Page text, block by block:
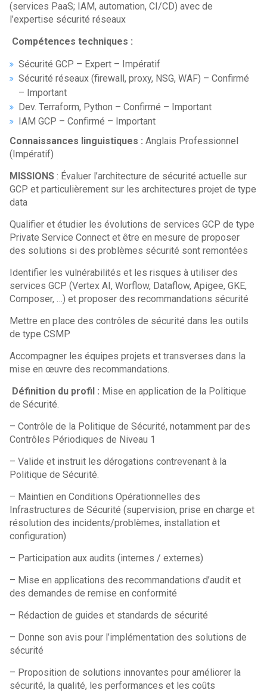
(services PaaS; IAM, automation, CI/CD) avec de
l’expertise sécurité réseaux
Compétences techniques :
Sécurité GCP – Expert – Impératif
Sécurité réseaux (firewall, proxy, NSG, WAF) – Confirmé
– Important
Dev. Terraform, Python – Confirmé – Important
IAM GCP – Confirmé – Important
Connaissances linguistiques : Anglais Professionnel
(Impératif)
MISSIONS : Évaluer l’architecture de sécurité actuelle sur
GCP et particulièrement sur les architectures projet de type
data
Qualifier et étudier les évolutions de services GCP de type
Private Service Connect et être en mesure de proposer
des solutions si des problèmes sécurité sont remontées
Identifier les vulnérabilités et les risques à utiliser des
services GCP (Vertex AI, Worflow, Dataflow, Apigee, GKE,
Composer, …) et proposer des recommandations sécurité
Mettre en place des contrôles de sécurité dans les outils
de type CSMP
Accompagner les équipes projets et transverses dans la
mise en œuvre des recommandations.
Définition du profil : Mise en application de la Politique
de Sécurité.
– Contrôle de la Politique de Sécurité, notamment par des
Contrôles Périodiques de Niveau 1
– Valide et instruit les dérogations contrevenant à la
Politique de Sécurité.
– Maintien en Conditions Opérationnelles des
Infrastructures de Sécurité (supervision, prise en charge et
résolution des incidents/problèmes, installation et
configuration)
– Participation aux audits (internes / externes)
– Mise en applications des recommandations d’audit et
des demandes de remise en conformité
– Rédaction de guides et standards de sécurité
– Donne son avis pour l’implémentation des solutions de
sécurité
– Proposition de solutions innovantes pour améliorer la
sécurité, la qualité, les performances et les coûts